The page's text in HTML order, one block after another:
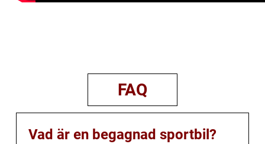
FAQ
Vad är en begagnad sportbil?